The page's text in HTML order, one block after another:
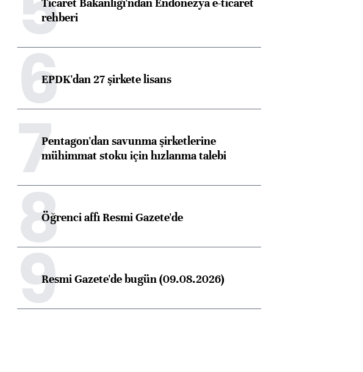
rehberi
6EPDK'dan 27 şirkete lisans
7Pentagon'dan savunma şirketlerine
mühimmat stoku için hızlanma talebi
8Öğrenci affı Resmi Gazete'de
9Resmi Gazete'de bugün (09.08.2026)